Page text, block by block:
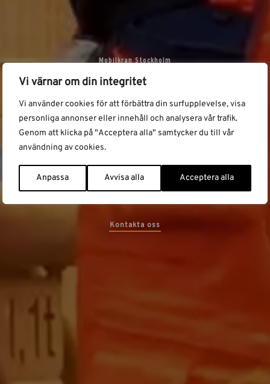
Vi värnar om din integritet
Vi använder cookies för att förbättra din surfupplevelse, visa
personliga annonser eller innehåll och analysera vår trafik.
Genom att klicka på "Acceptera alla" samtycker du till vår
användning av cookies.
Anpassa Avvisa alla Acceptera alla
Mobilkran Stockholm
Mobilkranar
Vi erbjuder mobilkranar i Stockholm som sträcker sig från 5
ton och uppåt i lyftkapacitet. Klicka på en mobilkran i listan
nedan för att få tillgång till detaljerad information såsom
lyftdiagram, mått, bilder samt andra tekniska
Har du frågor om våra mobilkranar i Stockholm? Kontakta
oss så levererar vi den mobilkran som passar era behov.
Kontakta oss